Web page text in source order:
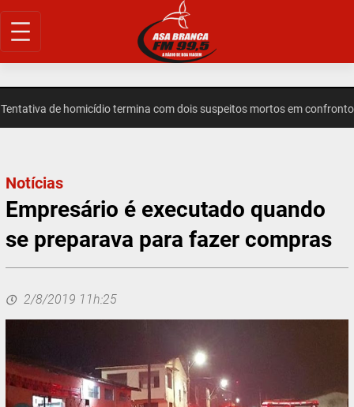
Pular
para
de homicídio termina com dois suspeitos mortos em confronto
Notícias
Empresário é executado quando
se preparava para fazer compras
2/8/2019 11h:25